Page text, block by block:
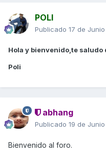
POLI
Publicado 17 de
Hola y bienvenido,te saludo
Poli
abhang
Publicado 19 de
Bienvenido al foro.